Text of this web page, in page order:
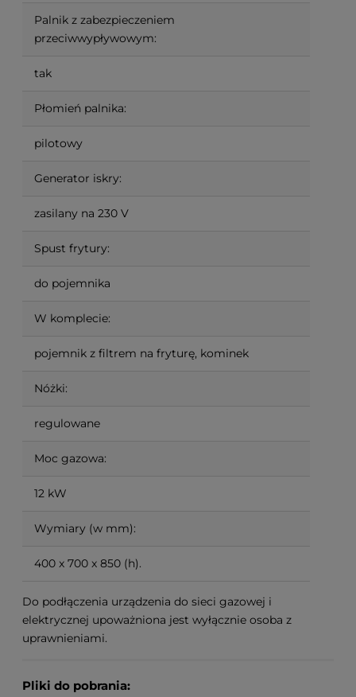
Palnik z zabezpieczeniem
przeciwwypływowym:
tak
Płomień palnika:
pilotowy
Generator iskry:
zasilany na 230 V
Spust frytury:
do pojemnika
W komplecie:
pojemnik z filtrem na fryturę, kominek
Nóżki:
regulowane
Moc gazowa:
12 kW
Wymiary (w mm):
400 x 700 x 850 (h).
Do podłączenia urządzenia do sieci gazowej i
elektrycznej upoważniona jest wyłącznie osoba z
uprawnieniami.
Pliki do pobrania: